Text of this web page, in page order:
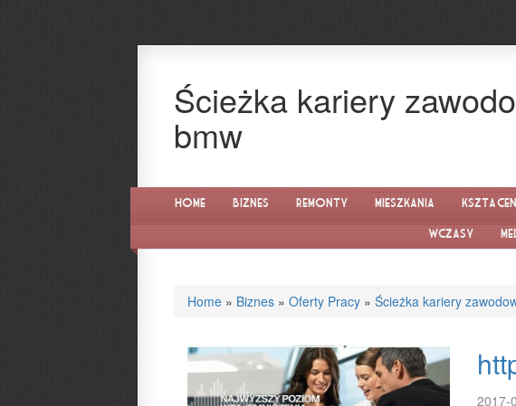
Ścieżka kariery
bmw
Home Biznes Remonty Mieszkania
Wczasy
Home » Biznes » Oferty Pracy » Ścieżka kariery
2017-